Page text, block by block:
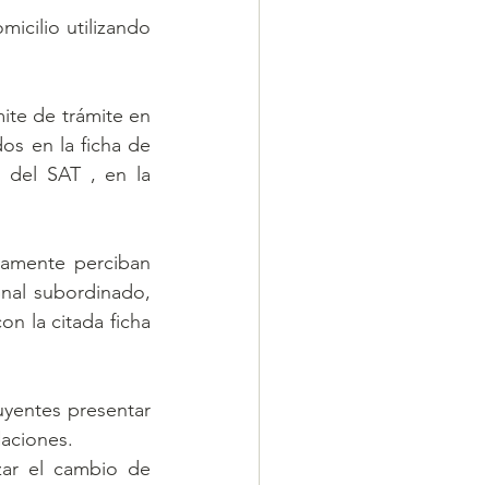
utilizando
de trámite en
en la ficha de
del SAT , en la
perciban
subordinado,
la citada ficha
presentar
el cambio de